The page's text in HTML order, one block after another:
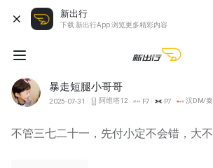
新出行
下载 新出行App 浏览更多精彩内容
暴走短腿小哥哥
2025-07-31 阿维塔12 F7 P7 汉DM/秦
不管三七二十一，先付小定不会错，大不